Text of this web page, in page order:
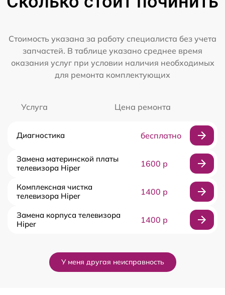
Стоимость указана за работу специалиста без учета
запчастей. В таблице указано среднее время
оказания услуг при условии наличия необходимых
для ремонта комплектующих
Услуга Цена ремонта
Диагностика бесплатно
Замена материнской платы
телевизора Hiper
1600 р
Комплексная чистка
телевизора Hiper
1400 р
Замена корпуса телевизора
Hiper
1400 р
У меня другая неисправность